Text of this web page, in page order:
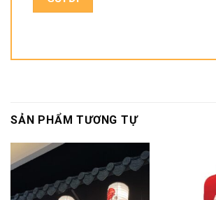
SẢN PHẨM TƯƠNG TỰ